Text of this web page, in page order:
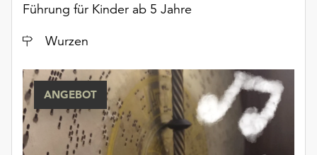
Führung für Kinder ab 5 Jahre
Ort
Wurzen
ANGEBOT